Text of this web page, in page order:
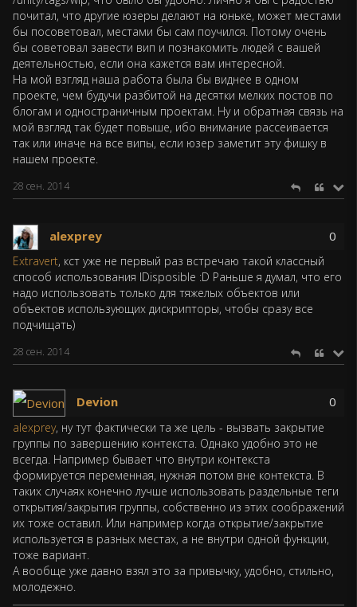
почитал, что другие юзеры делают на юньке, может местами
бы посоветовал, местами бы сам поучился. Потому очень
бы советовал завести вип и познакомить людей с вашей
деятельностью, если она кажется вам интересной.
На мой взгляд наша работа была бы виднее в одном
проекте, чем будучи разбитой на десятки мелких постов по
блогам и одностраничным проектам. Ну и обратная связь на
мой взгляд так будет повыше, ибо внимание рассеивается
так или иначе на все випы, если юзер заметит эту фишку в
нашем проекте.
28 сен. 2014
alexprey 0
Extravert, кст уже не первый раз встречаю такой классный
способ использования IDisposible :D Раньше я думал, что его
надо использовать только для тяжелых объектов или
объектов использующих дискрипторы, чтобы сразу все
подчищать)
28 сен. 2014
Devion 0
alexprey, ну тут фактически та же цель - вызвать закрытие
группы по завершению контекста. Однако удобно это не
всегда. Например бывает что внутри контекста
формируется переменная, нужная потом вне контекста. В
таких случаях конечно лучше использовать раздельные теги
открытия/закрытия группы, собственно из этих соображений
их тоже оставил. Или например когда открытие/закрытие
используется в разных местах, а не внутри одной функции,
тоже вариант.
А вообще уже давно взял это за привычку, удобно, стильно,
молодежно.